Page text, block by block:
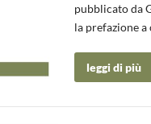
pubblicato da
la prefazione
leggi di più